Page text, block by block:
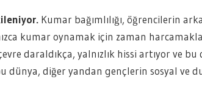
Kumar bağımlılığı, öğrencilerin
kumar oynamak için zaman
daraldıkça, yalnızlık hissi artıyor ve
dünya, diğer yandan gençlerin sosyal ve